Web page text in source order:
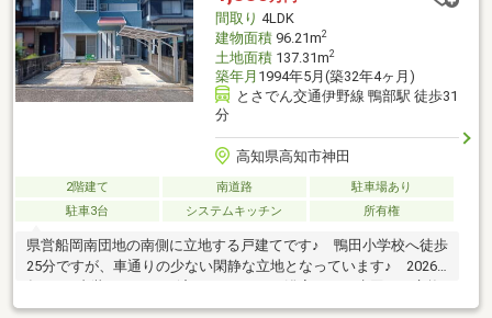
間取り 4LDK
建物面積96.21m2
土地面積137.31m2
築年月 1994年5月(築32年4ヶ月)
とさでん交通伊野線 鴨部駅 徒歩31
分
高知県高知市神田
2階建て 南道路
駐車場あり
駐車3台
システムキッチン 所有権
県営船岡南団地の南側に立地する戸建てです♪ 鴨田小学校へ徒歩
25分ですが、車通りの少ない閑静な立地となっています♪ 2026
していますので、すぐにお住まいいただけます♪ 全居室が6帖以